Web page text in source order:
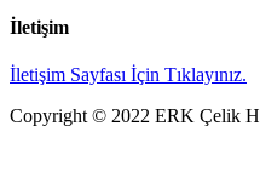
İletişim
İletişim Sayfası İçin Tıklayınız.
Copyright © 2022 ERK Çelik